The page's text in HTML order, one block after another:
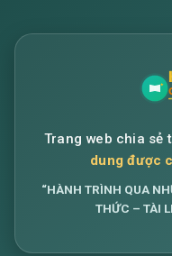
Trang web chia sẻ
dung được
“HÀNH TRÌNH QUA
THỨC – TÀI